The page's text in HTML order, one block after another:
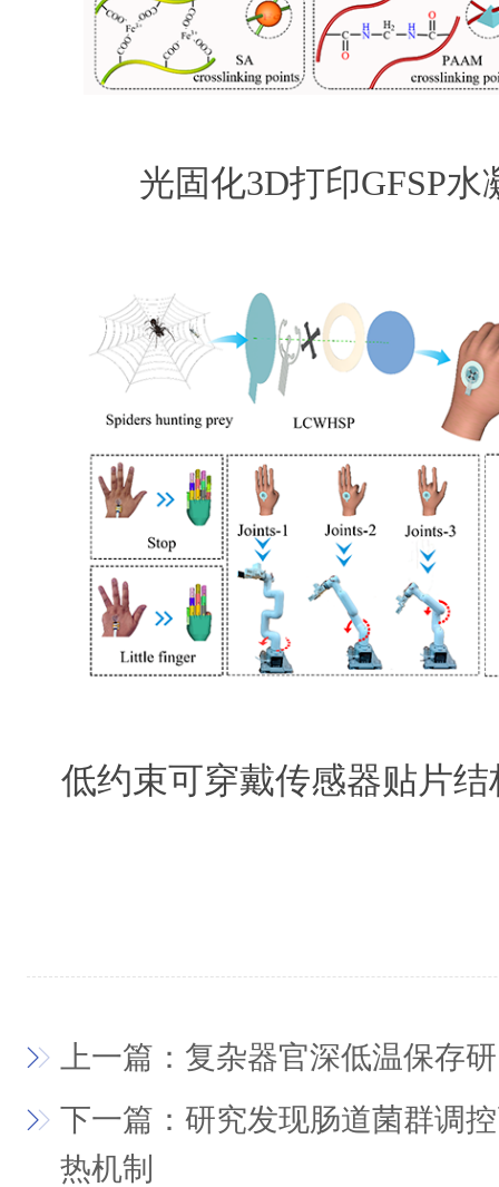
光固化3D打印GFSP
低约束可穿戴传感器贴片
上一篇：复杂器官深低温保存
下一篇：研究发现肠道菌群调
热机制